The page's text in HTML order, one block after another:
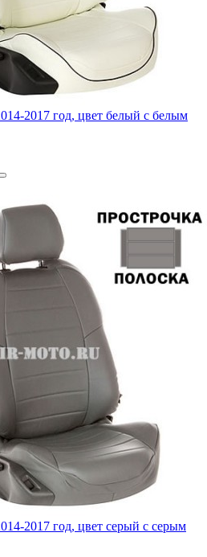
2017 год, цвет белый с белым
2017 год, цвет серый с серым